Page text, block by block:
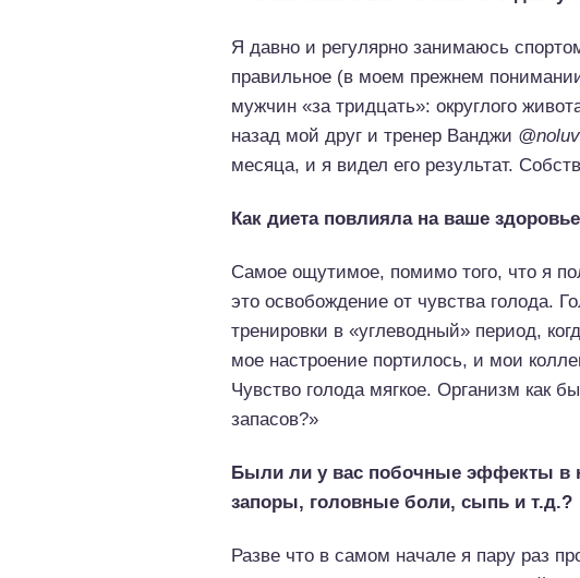
Я давно и регулярно занимаюсь
правильное (в моем прежнем
мужчин «за тридцать»: округлого
назад мой друг и тренер Ванджи
месяца, и я видел его результат.
Как диета повлияла на ваше
Самое ощутимое, помимо того, что я
это освобождение от чувства голода.
тренировки в «углеводный» период,
мое настроение портилось, и мои
Чувство голода мягкое. Организм как
запасов?»
Были ли у вас побочные эффекты в
запоры, головные боли, сыпь и т.д.?
Разве что в самом начале я пару раз